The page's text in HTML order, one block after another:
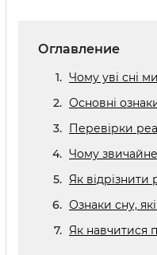
Оглавление
Чому уві сні
Основні
Перевірки
Чому
Як відрізнити
Ознаки сну,
Як навчитися